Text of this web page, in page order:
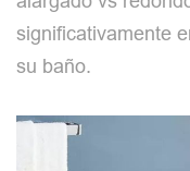
significativamente
su baño.